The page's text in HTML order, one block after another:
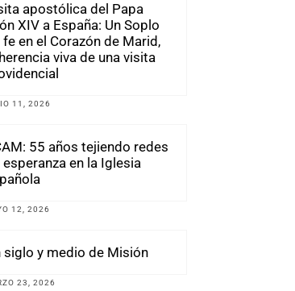
apostólica del Papa
XIV a España: Un Soplo
fe en el Corazón de Marid,
viva de una visita
11, 2026
55 años tejiendo redes
esperanza en la Iglesia
12, 2026
siglo y medio de Misión
23, 2026